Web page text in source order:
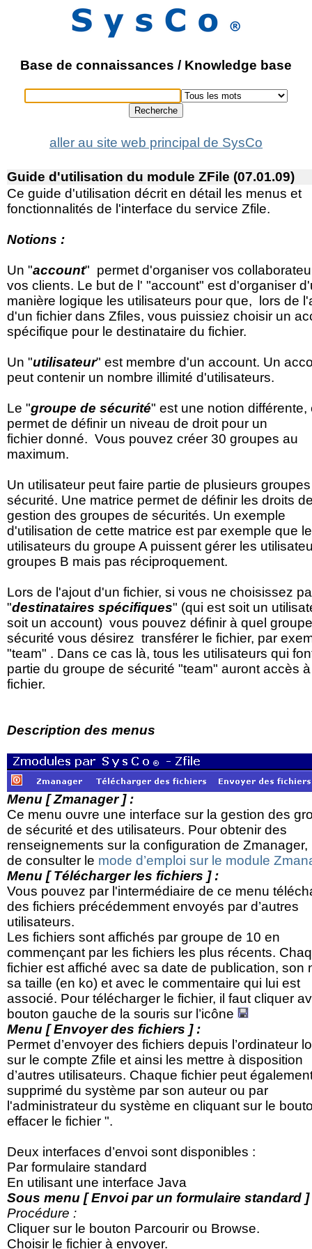
Base de connaissances / Knowledge base
Recherche
aller au site web principal de SysCo
Guide d'utilisation du module ZFile (07.01.09)
Ce guide d'utilisation décrit en détail les menus et
fonctionnalités de l'interface du service Zfile.
Notions :
Un "account" permet d'organiser vos
vos clients. Le but de l' "account" est d'organiser
manière logique les utilisateurs pour que, lors de
d'un fichier dans Zfiles, vous puissiez choisir un
spécifique pour le destinataire du fichier.
Un "utilisateur" est membre d'un account. Un
peut contenir un nombre illimité d'utilisateurs.
Le "groupe de sécurité" est une notion différente,
permet de définir un niveau de droit pour un
fichier donné. Vous pouvez créer 30 groupes au
maximum.
Un utilisateur peut faire partie de plusieurs
sécurité. Une matrice permet de définir les droits
gestion des groupes de sécurités. Un exemple
d'utilisation de cette matrice est par exemple que
utilisateurs du groupe A puissent gérer les
groupes B mais pas réciproquement.
Lors de l'ajout d'un fichier, si vous ne choisissez
"destinataires spécifiques" (qui est soit un
soit un account) vous pouvez définir à quel
sécurité vous désirez transférer le fichier, par
"team" . Dans ce cas là, tous les utilisateurs qui
partie du groupe de sécurité "team" auront accès
fichier.
Description des menus
Menu [ Zmanager ] :
Ce menu ouvre une interface sur la gestion des
de sécurité et des utilisateurs. Pour obtenir des
renseignements sur la configuration de Zmanager,
de consulter le mode d’emploi sur le module
Menu [ Télécharger les fichiers ] :
Vous pouvez par l'intermédiaire de ce menu
des fichiers précédemment envoyés par d’autres
utilisateurs.
Les fichiers sont affichés par groupe de 10 en
commençant par les fichiers les plus récents.
fichier est affiché avec sa date de publication, son
sa taille (en ko) et avec le commentaire qui lui est
associé. Pour télécharger le fichier, il faut cliquer
bouton gauche de la souris sur l’icône
Menu [ Envoyer des fichiers ] :
Permet d’envoyer des fichiers depuis l’ordinateur
sur le compte Zfile et ainsi les mettre à disposition
d’autres utilisateurs. Chaque fichier peut
supprimé du système par son auteur ou par
l'administrateur du système en cliquant sur le
effacer le fichier ".
Deux interfaces d’envoi sont disponibles :
Par formulaire standard
En utilisant une interface Java
Sous menu [ Envoi par un formulaire standard ]
Procédure :
Cliquer sur le bouton Parcourir ou Browse.
Choisir le fichier à envoyer.